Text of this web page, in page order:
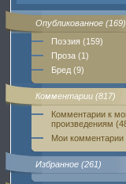
Опубликованное (169)
Поэзия (159)
Проза (1)
Бред (9)
Комментарии (817)
Комментарии к
произведениям
Мои комментарии
Избранное (261)